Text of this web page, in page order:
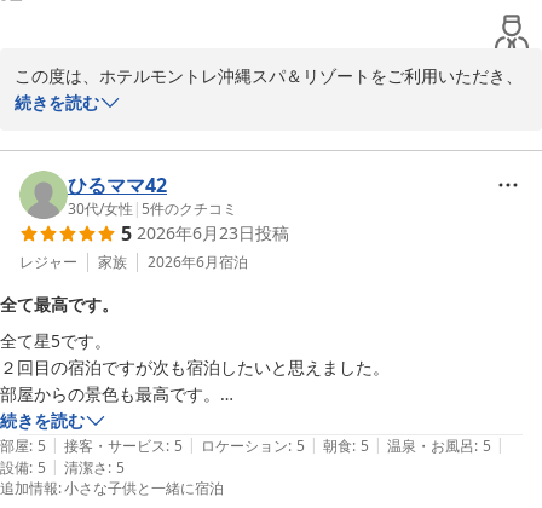
この度は、ホテルモントレ沖縄スパ＆リゾートをご利用いただき、
誠にありがとうございます。
変うれしく拝見いたしました。
また、プールではお子さまにもたくさん遊んでいただけたとのこと
で、スタッフ一同とても励みになります。
朝食・夕食のビュッフェにつきましても「とてもおいしかった」と
今後も皆さまに快適で楽しい時間をお過ごしいただけるよう、より
一層サービス向上に努めてまいります。
またのご来館をスタッフ一同、心よりお待ちしております。
ご投稿ありがとうございました。
ホテルモントレ沖縄 スパ＆リゾート
続きを読む
ひるママ42
30代/女性 | 5件のクチコミ
5 2026年6月23日投稿
レジャー 家族 2026年6月宿泊
全て最高です。
全て星5です。
２回目の宿泊ですが次も宿泊したいと思えました。
部屋からの景色も最高です。
朝食のヨーグルトのトッピングがたくさんあったのが印象的でした。
続きを読む
部屋: 5 | 接客・サービス: 5 | ロケーション: 5 | 朝食: 5 | 温泉・お風呂: 5 |
設備: 5 | 清潔さ: 5
追加情報:小さな子供と一緒に宿泊